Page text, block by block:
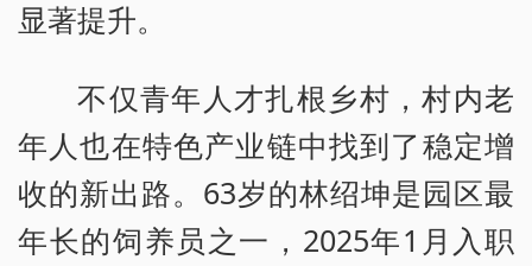
显著提升。
不仅青年人才扎根乡村，村内老
年人也在特色产业链中找到了稳定增
收的新出路。63岁的林绍坤是园区最
年长的饲养员之一，2025年1月入职